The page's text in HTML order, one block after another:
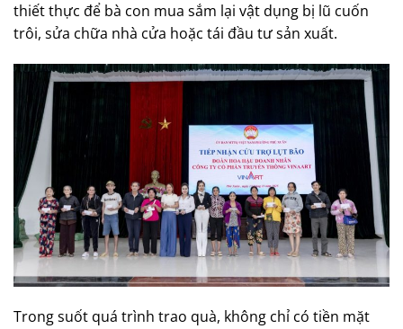
thiết thực để bà con mua sắm lại vật dụng bị lũ cuốn
trôi, sửa chữa nhà cửa hoặc tái đầu tư sản xuất.
Trong suốt quá trình trao quà, không chỉ có tiền mặt